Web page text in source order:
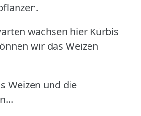
wachsen hier Kürbis
wir das Weizen
Weizen und die